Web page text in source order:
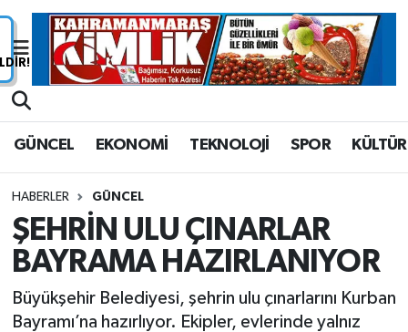
GÜNCEL EKONOMİ TEKNOLOJİ SPOR KÜLTÜR
HABERLER GÜNCEL
ŞEHRİN ULU ÇINARLAR
BAYRAMA HAZIRLANIYOR
Büyükşehir Belediyesi, şehrin ulu çınarlarını Kurban
Bayramı’na hazırlıyor. Ekipler, evlerinde yalnız
Nöbetçi Eczaneler
Trafik Durumu
Süper Lig Puan Durumu ve Fikstür
Tüm Manşetler